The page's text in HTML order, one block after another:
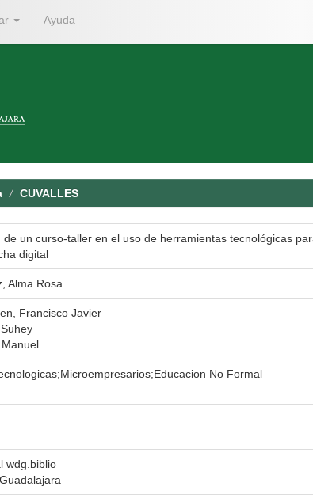
Ayuda
CUVALLES
de un curso-taller en el uso de herramientas tecnológicas
digital
Alma Rosa
Francisco Javier
No Formal
wdg.biblio